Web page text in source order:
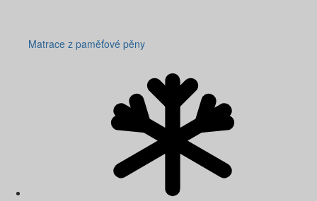
Matrace z paměťové pěny